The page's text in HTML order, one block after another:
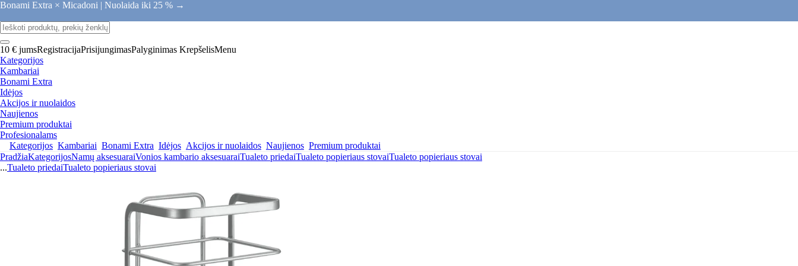
Bonami Extra × Micadoni | Nuolaida iki 25 % →
10 € jumsRegistracijaPrisijungimasPalyginimas KrepšelisMenu
Kategorijos
Kambariai
Bonami Extra
Idėjos
Akcijos ir nuolaidos
Naujienos
Premium produktai
Profesionalams
Kategorijos Kambariai Bonami Extra Idėjos Akcijos ir nuolaidos Naujienos Premium produktai
PradžiaKategorijosNamų aksesuaraiVonios kambario aksesuaraiTualeto priedaiTualeto popieriaus stovaiTualeto popieriaus stovai
...Tualeto priedaiTualeto popieriaus stovai